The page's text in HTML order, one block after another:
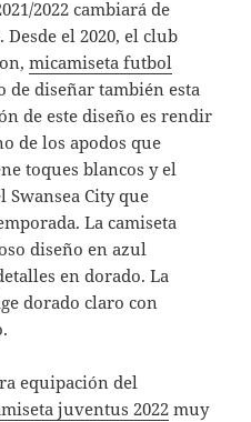
2022 cambiará de
el 2020, el club
micamiseta futbol
de diseñar también esta
de este diseño es rendir
de los apodos que
toques blancos y el
Swansea City que
La camiseta
diseño en azul
en dorado. La
dorado claro con
equipación del
juventus 2022 muy